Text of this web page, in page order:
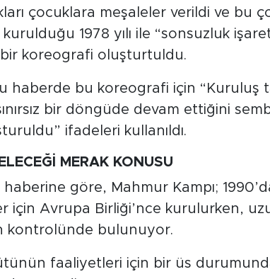
çocuklara meşaleler verildi ve bu
1978 yılı ile “sonsuzluk
koreografi oluşturtuldu.
haberde bu koreografi için “Kuruluş
bir döngüde devam ettiğini
ifadeleri kullanıldı.
MERAK KONUSU
göre, Mahmur Kampı;
için Avrupa Birliği’nce kurulurken,
kontrolünde bulunuyor.
faaliyetleri için bir üs